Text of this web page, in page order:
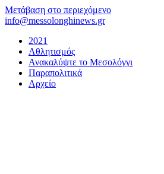
Μετάβαση στο περιεχόμενο
info@messolonghinews.gr
2021
Αθλητισμός
Ανακαλύψτε το Μεσολόγγι
Παραπολιτικά
Αρχείο